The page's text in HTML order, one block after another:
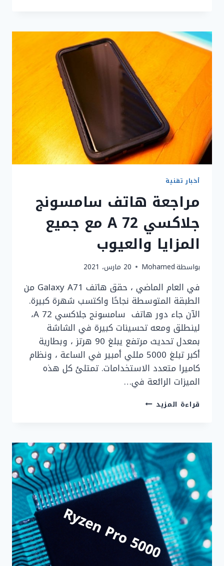
والسعر
والمواصفات
أخبار تقنية
مراجعة هاتف سامسونج
جلاكسي A 72 مع جميع
المزايا والعيوب
بواسطةMohamed 20 مارس، 2021
في العام الماضي ، حقق هاتف Galaxy A71 من
الطبقة المتوسطة نجاحًا واكتسب شهرة كبيرة.
الآن جاء دور هاتف سامسونج جلاكسي A 72،
لينطلق ومعه تحسينات كبيرة في الشاشة
بمعدل تحديث مرتفع يبلغ 90 هرتز ، وبطارية
أكبر تبلغ 5000 مللي أمبير في الساعة ، ونظام
كاميرا متعدد الاستخدامات. تمتلئ كل هذه
الميزات الرائعة في…
قراءة المزيد مراجعة
A
72
مع
جميع
المزايا
والعيوب